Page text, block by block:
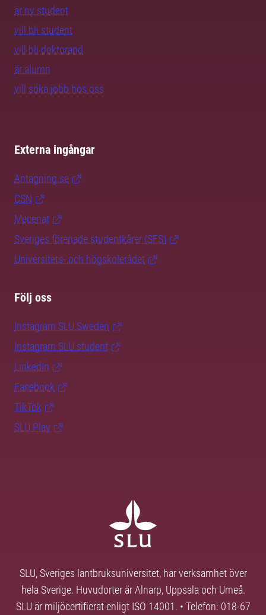
är ny student
vill bli student
vill bli doktorand
är alumn
vill söka jobb hos oss
Externa ingångar
Antagning.se
CSN
Mecenat
Sveriges förenade studentkårer (SFS)
Universitets- och högskolerådet
Följ oss
Instagram SLU.Sweden
Instagram SLU.student
LinkedIn
Facebook
TikTok
SLU Play
SLU, Sveriges lantbruksuniversitet, har verksamhet över
hela Sverige. Huvudorter är Alnarp, Uppsala och Umeå.
SLU är miljöcertifierat enligt ISO 14001. • Telefon: 018-67